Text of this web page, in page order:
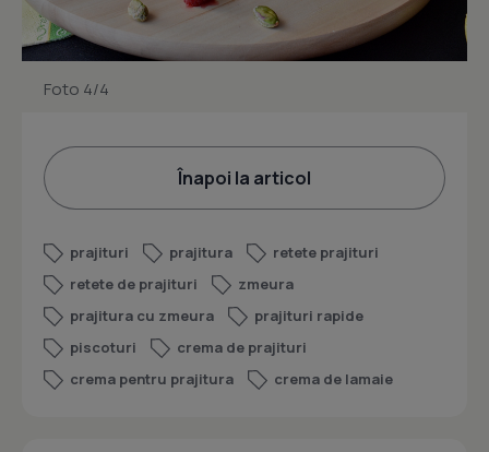
Foto 4/4
Înapoi la articol
prajituri prajitura
retete prajituri
retete de prajituri
zmeura
prajitura cu zmeura
prajituri rapide
piscoturi
crema de prajituri
crema pentru prajitura
crema de lamaie